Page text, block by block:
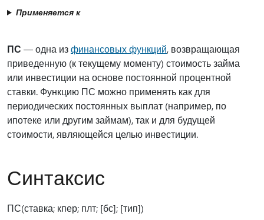
Применяется к
ПС — одна изфинансовых функций, возвращающая
приведенную (к текущему моменту) стоимость займа
или инвестиции на основе постоянной процентной
ставки. Функцию ПС можно применять как для
периодических постоянных выплат (например, по
ипотеке или другим займам), так и для будущей
стоимости, являющейся целью инвестиции.
Синтаксис
ПС(ставка; кпер; плт; [бс]; [тип])